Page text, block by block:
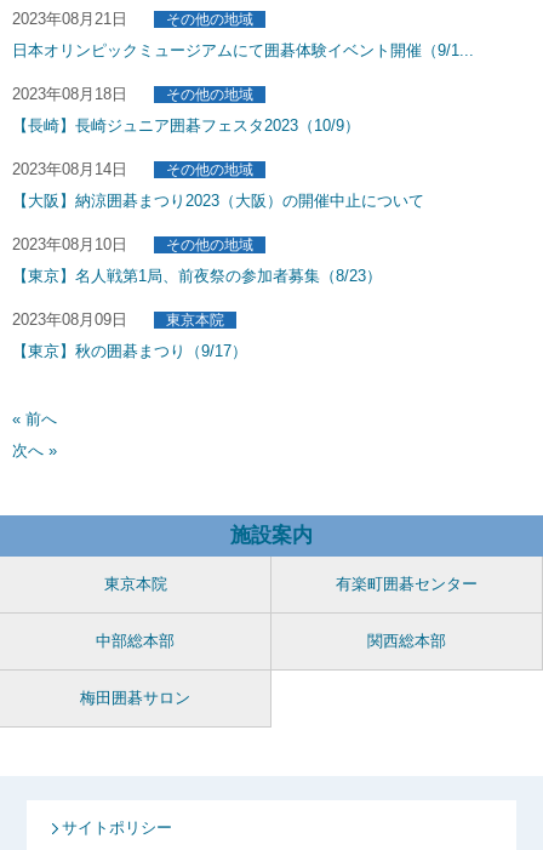
2023年08月21日 その他の地域
日本オリンピックミュージアムにて囲碁体験イベント開催（9/1...
2023年08月18日 その他の地域
【長崎】長崎ジュニア囲碁フェスタ2023（10/9）
2023年08月14日 その他の地域
【大阪】納涼囲碁まつり2023（大阪）の開催中止について
2023年08月10日 その他の地域
【東京】名人戦第1局、前夜祭の参加者募集（8/23）
2023年08月09日 東京本院
【東京】秋の囲碁まつり（9/17）
« 前へ
次へ »
施設案内
東京本院 有楽町囲碁センター
中部総本部 関西総本部
梅田囲碁サロン
サイトポリシー